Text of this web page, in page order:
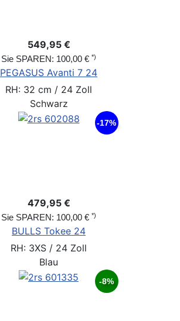
549,95 €
Sie SPAREN: 100,00 € *)
PEGASUS Avanti 7 24
RH: 32 cm / 24 Zoll
Schwarz
-17%
479,95 €
Sie SPAREN: 100,00 € *)
BULLS Tokee 24
RH: 3XS / 24 Zoll
Blau
-8%